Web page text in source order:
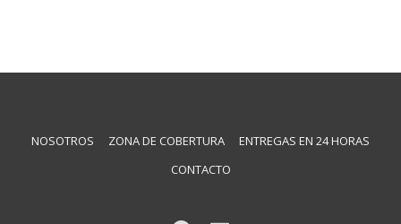
NOSOTROS ZONA DE COBERTURA
ENTREGAS EN 24 HORAS
CONTACTO